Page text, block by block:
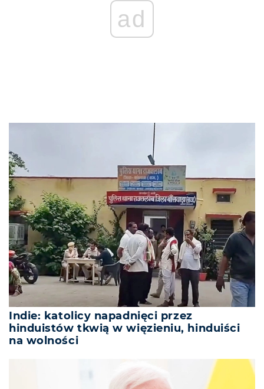
ad
Indie: katolicy napadnięci przez
hinduistów tkwią w więzieniu, hinduiści
na wolności